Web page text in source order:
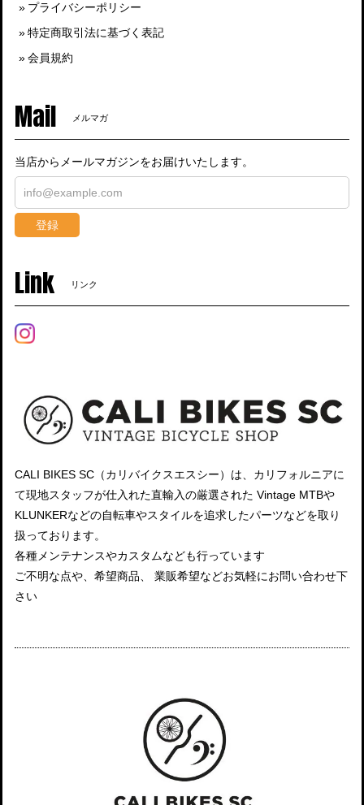
プライバシーポリシー
特定商取引法に基づく表記
会員規約
Mail メルマガ
当店からメールマガジンをお届けいたします。
登録
Link リンク
CALI BIKES SC（カリバイクスエスシー）は、カリフォルニアに
て現地スタッフが仕入れた直輸入の厳選された Vintage MTBや
KLUNKERなどの自転車やスタイルを追求したパーツなどを取り
扱っております。
各種メンテナンスやカスタムなども行っています
ご不明な点や、希望商品、 業販希望などお気軽にお問い合わせ下
さい